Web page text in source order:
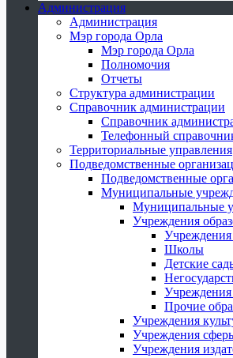
Администрация
Администрация
Мэр города Орла
Мэр города Орла
Полномочия
Отчеты
Структура администрации
Справочник администрации
Справочник
Телефонный
Территориальные управления
Подведомственные
Подведомственные
Муниципальные
Муниципальные
Учреждения
Учреждения
Школы
Детские
Учреждения
Прочие
Учреждения
Учреждения
Учреждения